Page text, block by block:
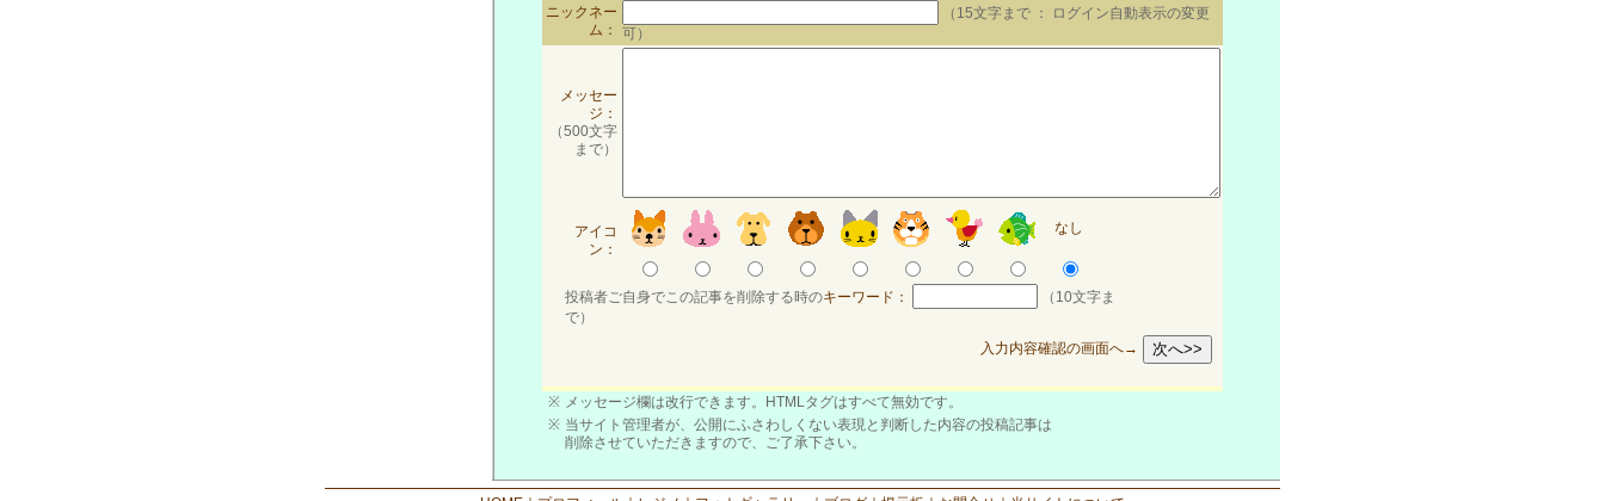
ニックネー
ム：
（15文字まで ： ログイン自動表示の変更
可）
メッセー
ジ：
（500文字
まで）
アイコ
ン：
なし
投稿者ご自身でこの記事を削除する時のキーワード：
（10文字ま
で）
入力内容確認の画面へ→
※ メッセージ欄は改行できます。HTMLタグはすべて無効です。
※ 当サイト管理者が、公開にふさわしくない表現と判断した内容の投稿記事は
削除させていただきますので、ご了承下さい。